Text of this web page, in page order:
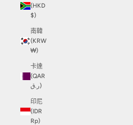
(HKD
$)
南韓
(KRW
₩)
卡達
(QAR
ر.ق)
印尼
(IDR
Rp)